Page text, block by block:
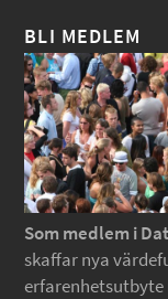
BLI MEDLEM
Som medlem i
skaffar nya
erfarenhetsutbyte